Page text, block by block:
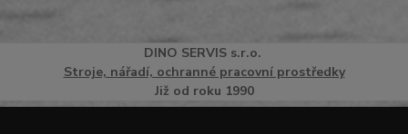
DINO SERVISs.r.o.
Stroje, nářadí, ochranné pracovní prostředky
Již od roku 1990